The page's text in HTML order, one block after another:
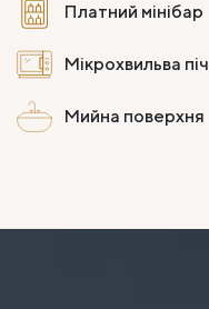
Платний мінібар
Мікрохвильва піч
Мийна поверхня